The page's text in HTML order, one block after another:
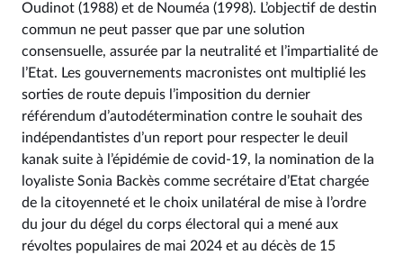
Oudinot (1988) et de Nouméa (1998). L’objectif de destin
commun ne peut passer que par une solution
consensuelle, assurée par la neutralité et l’impartialité de
l’Etat. Les gouvernements macronistes ont multiplié les
sorties de route depuis l’imposition du dernier
référendum d’autodétermination contre le souhait des
indépendantistes d’un report pour respecter le deuil
kanak suite à l’épidémie de covid-19, la nomination de la
loyaliste Sonia Backès comme secrétaire d’Etat chargée
de la citoyenneté et le choix unilatéral de mise à l’ordre
du jour du dégel du corps électoral qui a mené aux
révoltes populaires de mai 2024 et au décès de 15